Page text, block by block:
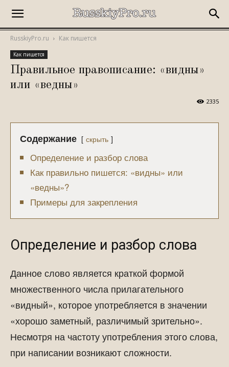
RusskiyPro.ru Как пишется
Как пишется
Правильное правописание: «видны»
или «ведны»
2335
Содержание скрыть
Определение и разбор слова
Как правильно пишется: «видны» или
«ведны»?
Примеры для закрепления
Определение и разбор слова
Данное слово является краткой формой
множественного числа прилагательного
«видный», которое употребляется в значении
«хорошо заметный, различимый зрительно».
Несмотря на частоту употребления этого слова,
при написании возникают сложности.